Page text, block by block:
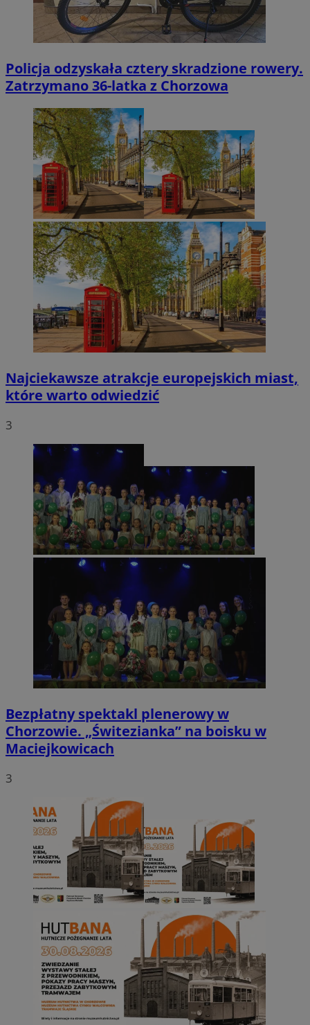
Policja odzyskała cztery skradzione rowery.
Zatrzymano 36-latka z Chorzowa
Najciekawsze atrakcje europejskich miast,
które warto odwiedzić
3
Bezpłatny spektakl plenerowy w
Chorzowie. „Świtezianka” na boisku w
Maciejkowicach
3